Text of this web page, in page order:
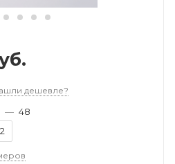
дешевле?
— 48